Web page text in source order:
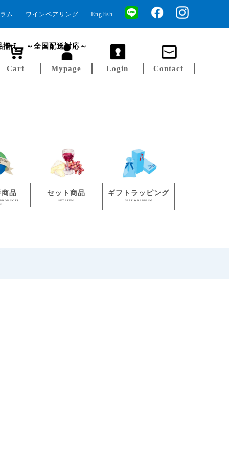
English
ワインペアリング
ム
揃え ～全国配送対応～
Contact
Login
Mypage
Cart
商品 セット商品
SET ITEM
ギフトラッピング
GIFT WRAPPING